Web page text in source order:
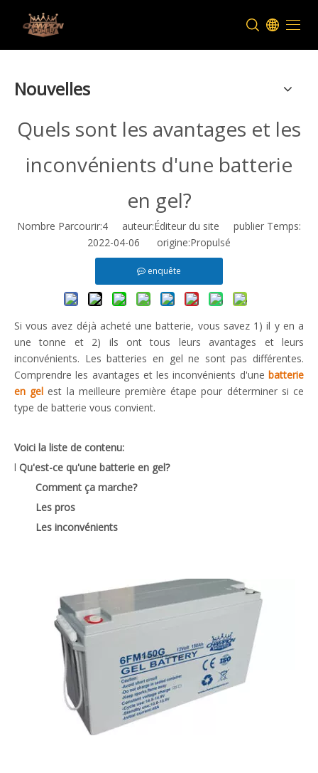
Nouvelles
Quels sont les avantages et les
inconvénients d'une batterie
en gel?
Nombre Parcourir:4 auteur:Éditeur du site publier Temps:
2022-04-06 origine:Propulsé
enquête
Si vous avez déjà acheté une batterie, vous savez 1) il y en a
une tonne et 2) ils ont tous leurs avantages et leurs
inconvénients. Les batteries en gel ne sont pas différentes.
Comprendre les avantages et les inconvénients d'une batterie
en gel est la meilleure première étape pour déterminer si ce
type de batterie vous convient.
Voici la liste de contenu:
l Qu'est-ce qu'une batterie en gel?
Comment ça marche?
Les pros
Les inconvénients